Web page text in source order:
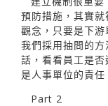
預防措施，其實
觀念，只要是下
我們採用抽問的
話，看看員工是
是人事單位的責任
Part 2